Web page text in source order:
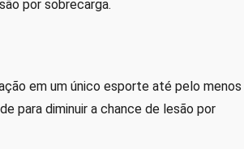
por sobrecarga.
em um único esporte até pelo menos
para diminuir a chance de lesão por